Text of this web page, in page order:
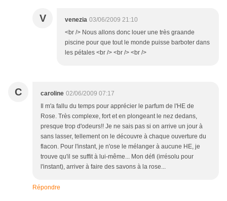
V venezia 03/06/2009 21:10
<br /> Nous allons donc louer une très graande
piscine pour que tout le monde puisse barboter dans
les pétales <br /> <br /> <br />
C caroline 02/06/2009 07:17
Il m'a fallu du temps pour apprécier le parfum de l'HE de
Rose. Très complexe, fort et en plongeant le nez dedans,
presque trop d'odeurs!! Je ne sais pas si on arrive un jour à
sans lasser, tellement on le découvre à chaque ouverture du
flacon. Pour l'instant, je n'ose le mélanger à aucune HE, je
trouve qu'il se suffit à lui-même... Mon défi (irrésolu pour
l'instant), arriver à faire des savons à la rose...
Répondre